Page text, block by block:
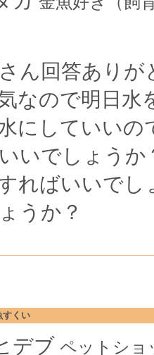
ん回答あり
なので明日水
にしていいの
いでしょうか
ればいいでし
うか？
すくい
デブ ペットショ